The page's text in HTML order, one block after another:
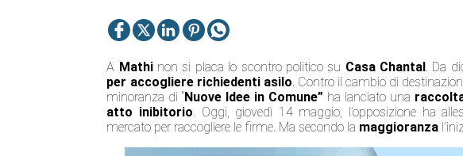
A Mathinon si placa lo scontro politico su Casa Chantal . Da
per accogliere richiedenti asilo . Contro il cambio di
minoranza di “Nuove Idee in Comune” ha lanciato una
atto inibitorio . Oggi, giovedì 14 maggio, l’opposizione ha
mercato per raccogliere le firme. Ma secondo la maggioranza